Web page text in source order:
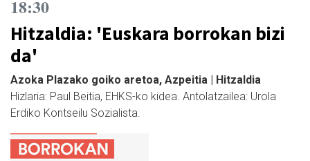
18:30
Hitzaldia: 'Euskara borrokan bizi
da'
Azoka Plazako goiko aretoa, Azpeitia | Hitzaldia
Hizlaria: Paul Beitia, EHKS-ko kidea. Antolatzailea: Urola
Erdiko Kontseilu Sozialista.